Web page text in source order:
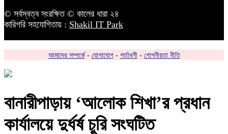
© সর্বস্বত্ব সংরক্ষিত © কালের ধারা ২৪
কারিগরি সহযোগিতায় : Shakil IT Park
আমাদের সম্পর্কে- যোগাযোগ- শর্তাবলী- গোপনীয়তা নীতি
বানারীপাড়ায় ‘আলোক শিখা’র প্রধান
কার্যালয়ে দুর্ধর্ষ চুরি সংঘটিত